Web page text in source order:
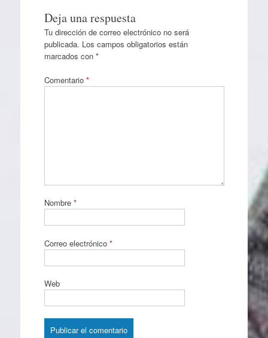
Deja una respuesta
Tu dirección de correo electrónico no será
publicada. Los campos obligatorios están
marcados con *
Comentario *
Nombre *
Correo electrónico *
Web